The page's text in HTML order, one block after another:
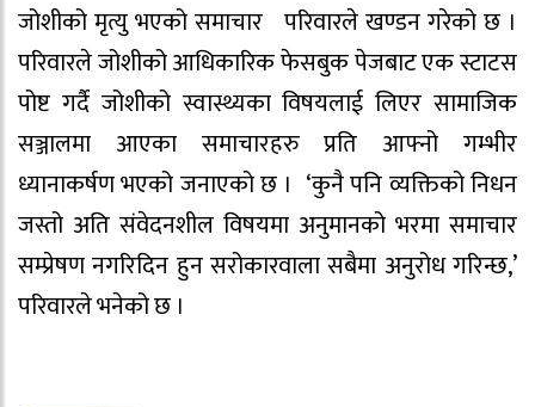
जोशीको मृत्यु भएको समाचार परिवारले खण्डन गरेको छ ।
परिवारले जोशीको आधिकारिक फेसबुक पेजबाट एक स्टाटस
पोष्ट गर्दै जोशीको स्वास्थ्यका विषयलाई लिएर सामाजिक
सञ्जालमा आएका समाचारहरु प्रति आफ्नो गम्भीर
ध्यानाकर्षण भएको जनाएको छ । ‘कुनै पनि व्यक्तिको निधन
जस्तो अति संवेदनशील विषयमा अनुमानको भरमा समाचार
सम्प्रेषण नगरिदिन हुन सरोकारवाला सबैमा अनुरोध गरिन्छ,’
परिवारले भनेको छ ।